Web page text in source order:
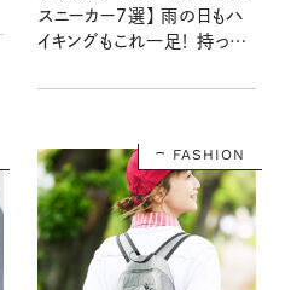
スニーカー7選】 雨の日もハ
イキングもこれ一足！ 持って
デル
FASHION